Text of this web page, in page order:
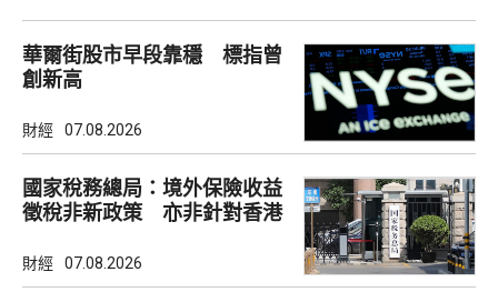
華爾街股市早段靠穩 標指曾
創新高
財經 07.08.2026
國家稅務總局：境外保險收益
徵稅非新政策 亦非針對香港
財經 07.08.2026